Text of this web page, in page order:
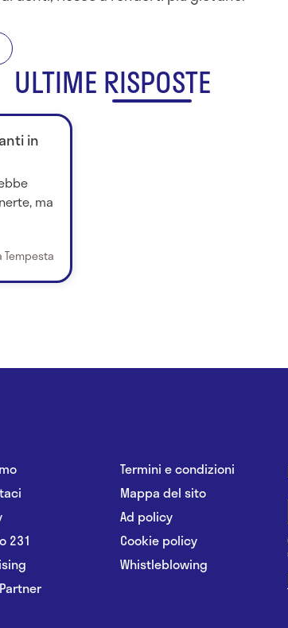
ULTIME RISPOSTE
in
ma
Tempesta
231
Termini e condizioni
Mappa del sito
Ad policy
Cookie policy
Whistleblowing